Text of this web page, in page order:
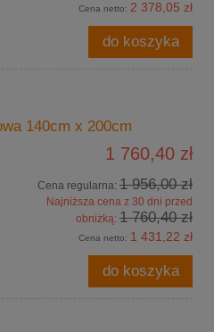
Cena netto: 2 378,05 zł
do koszyka
140cm x 200cm
1 760,40 zł
Cena regularna: 1 956,00 zł
Najniższa cena z 30 dni przed
obniżką: 1 760,40 zł
Cena netto: 1 431,22 zł
do koszyka